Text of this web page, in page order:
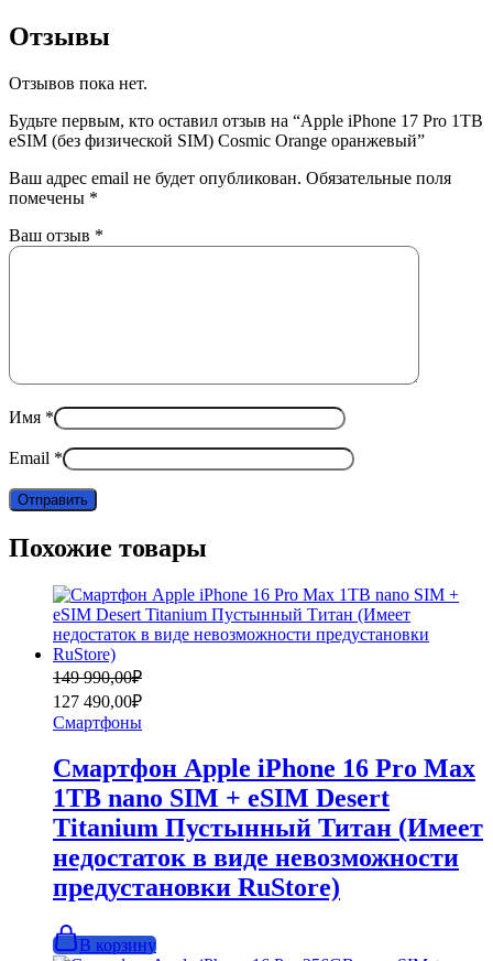
Отзывы
Отзывов пока нет.
Будьте первым, кто оставил отзыв на “Apple iPhone 17 Pro 1TB
eSIM (без физической SIM) Cosmic Orange оранжевый”
Ваш адрес email не будет опубликован. Обязательные поля
помечены *
Ваш отзыв *
Имя *
Email *
Похожие товары
149 990,00₽
Первоначальная
цена
составляла
149
990,00₽.
127 490,00₽
Текущая
цена:
127
490,00₽.
Смартфоны
Смартфон Apple iPhone 16 Pro Max
1TB nano SIM + eSIM Desert
Titanium Пустынный Титан (Имеет
недостаток в виде невозможности
предустановки RuStore)
В корзину